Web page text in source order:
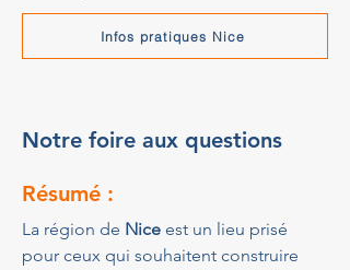
Infos pratiques Nice
Notre foire aux questions
Résumé :
La région de Nice est un lieu prisé
pour ceux qui souhaitent construire